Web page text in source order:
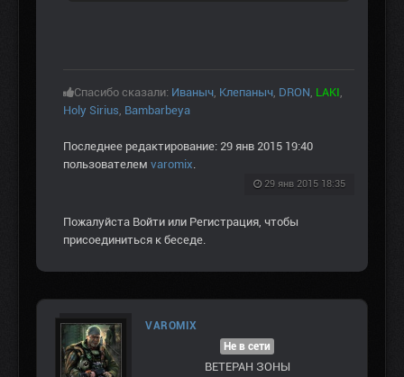
Спасибо сказали: Иваныч Клепаныч DRON LAKI
Holy Sirius Bambarbeya
Последнее редактирование: 29 янв 2015 19:40
пользователем varomix
29 янв 2015 18:35
Пожалуйста Войти или Регистрация , чтобы
присоединиться к беседе.
VAROMIX
Не в сети
ВЕТЕРАН ЗOНЫ